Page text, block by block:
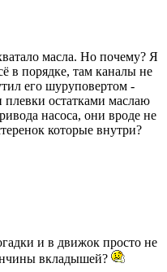
масла. Но почему? Я
в порядке, там каналы не
его шуруповертом -
остатками маслаю
насоса, они вроде не
которые внутри?
и в движок просто не
вкладышей?